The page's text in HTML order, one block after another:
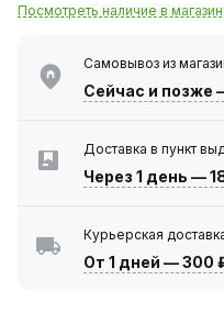
Посмотреть наличие в
Самовывоз из
Сейчас и позже
Доставка в пункт
Через 1 день —
Курьерская
От 1 дней —300